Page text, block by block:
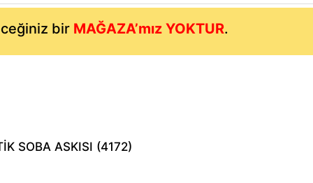
bir MAĞAZA’mız YOKTUR.
SOBA ASKISI (4172)